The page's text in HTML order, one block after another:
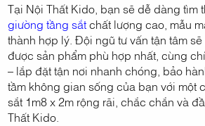
Tại Nội Thất Kido, bạn sẽ dễ dàng tìm
giường tầng sắtchất lượng cao, mẫu
thành hợp lý. Đội ngũ tư vấn tận tâm
được sản phẩm phù hợp nhất, cùng
– lắp đặt tận nơi nhanh chóng, bảo
tầm không gian sống của bạn với một
sắt 1m8 x 2m rộng rãi, chắc chắn và
Thất Kido.